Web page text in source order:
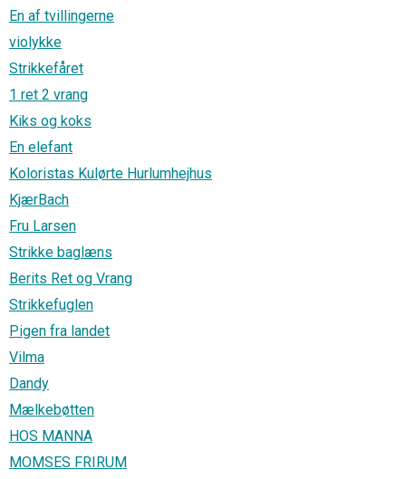
En af tvillingerne
violykke
Strikkefåret
1 ret 2 vrang
Kiks og koks
En elefant
Koloristas Kulørte Hurlumhejhus
KjærBach
Fru Larsen
Strikke baglæns
Berits Ret og Vrang
Strikkefuglen
Pigen fra landet
Vilma
Dandy
Mælkebøtten
HOS MANNA
MOMSES FRIRUM